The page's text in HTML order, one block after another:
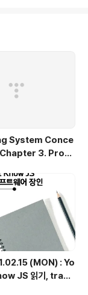
System Conce
3. Proce
(MON) : Yo
JS 읽기, trans